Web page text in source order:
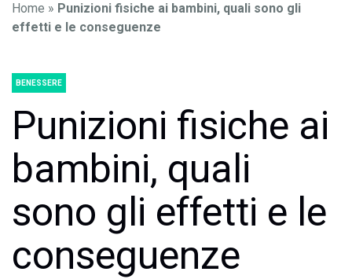
Home » Punizioni fisiche ai bambini, quali sono gli
effetti e le conseguenze
BENESSERE
Punizioni fisiche ai
bambini, quali
sono gli effetti e le
conseguenze